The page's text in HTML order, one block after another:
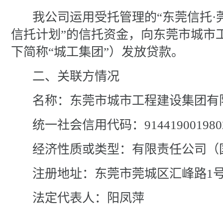
我公司 运用受托管理的“东莞信托
信托计划”的信托资金， 向东莞市城市
下简称“城工集团”）发放贷款。
二、 关联方情况
名称：东莞市城市工程建设集团有
统一社会信用代码：
经济性质或类型：有限责任公司 （
注册地址： 东莞市莞城区汇峰路1
法定代表人：
阳凤萍